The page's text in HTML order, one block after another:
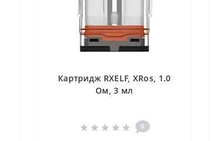
Картридж RXELF, XRos, 1.0
Ом, 3 мл
0